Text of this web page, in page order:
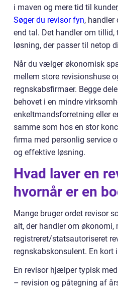
i maven og mere tid til
Søger du revisor fyn, handler
end tal. Det handler om
løsning, der passer til netop
Når du vælger økonomisk
mellem store revisionshuse
regnskabsfirmaer. Begge
behovet i en mindre
enkeltmandsforretning eller
samme som hos en stor
firma med personlig service
og effektive løsning.
Hvad laver en
hvornår er en
Mange bruger ordet revisor
alt, der handler om økonomi,
registreret/statsautoriseret
regnskabskonsulent. En kort
En revisor hjælper typisk
– revision og påtegning af